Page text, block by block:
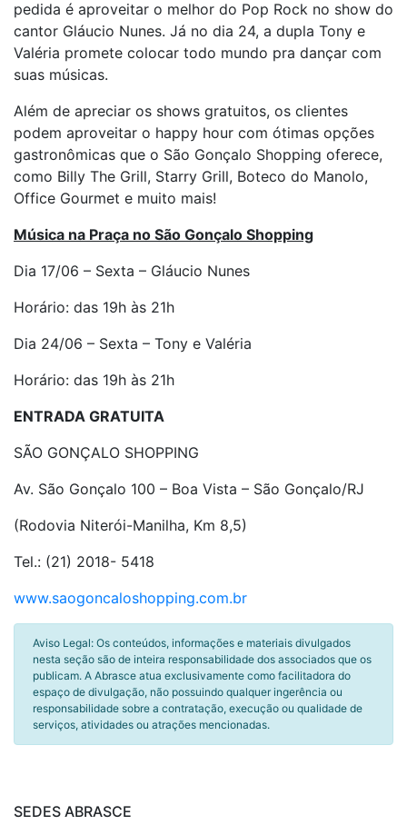
pedida é aproveitar o melhor do Pop Rock no show do
cantor Gláucio Nunes. Já no dia 24, a dupla Tony e
Valéria promete colocar todo mundo pra dançar com
suas músicas.
Além de apreciar os shows gratuitos, os clientes
podem aproveitar o happy hour com ótimas opções
gastronômicas que o São Gonçalo Shopping oferece,
como Billy The Grill, Starry Grill, Boteco do Manolo,
Office Gourmet e muito mais!
Música na Praça no São Gonçalo Shopping
Dia 17/06 – Sexta – Gláucio Nunes
Horário: das 19h às 21h
Dia 24/06 – Sexta – Tony e Valéria
Horário: das 19h às 21h
ENTRADA GRATUITA
SÃO GONÇALO SHOPPING
Av. São Gonçalo 100 – Boa Vista – São Gonçalo/RJ
(Rodovia Niterói-Manilha, Km 8,5)
Tel.: (21) 2018- 5418
www.saogoncaloshopping.com.br
Aviso Legal: Os conteúdos, informações e materiais divulgados
nesta seção são de inteira responsabilidade dos associados que os
publicam. A Abrasce atua exclusivamente como facilitadora do
espaço de divulgação, não possuindo qualquer ingerência ou
responsabilidade sobre a contratação, execução ou qualidade de
serviços, atividades ou atrações mencionadas.
SEDES ABRASCE